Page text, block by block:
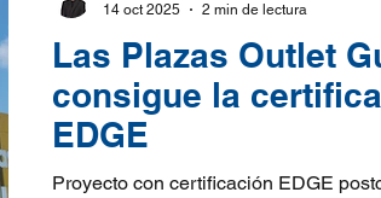
Las Plazas Outlet
consigue la
EDGE
Proyecto con certificación EDGE
14 oct 2025
2 min de lectura